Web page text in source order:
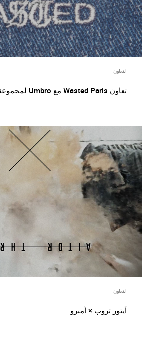
التعاون
تعاون Wasted Paris مع Umbro لمجموعة خريف/شتاء 2025
التعاون
آيتور ثروب × أمبرو